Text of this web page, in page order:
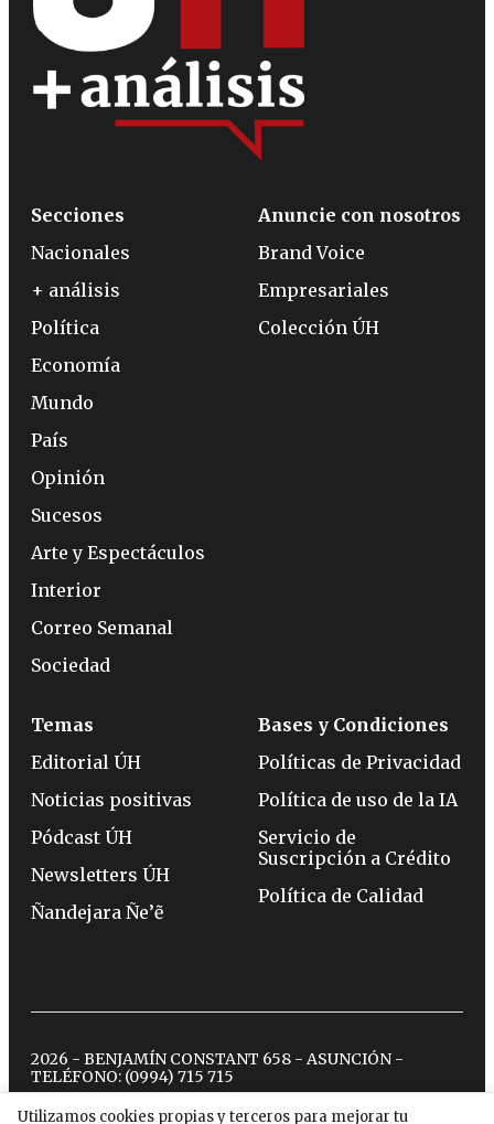
Utilizamos cookies propias y terceros para mejorar tu
Secciones
Nacionales
+ análisis
Política
Economía
Mundo
País
Opinión
Sucesos
Arte y Espectáculos
Interior
Correo Semanal
Sociedad
Anuncie con nosotros
Brand Voice
Empresariales
Colección ÚH
Temas
Editorial ÚH
Noticias positivas
Pódcast ÚH
Newsletters ÚH
Ñandejara Ñe’ẽ
Bases y Condiciones
Políticas de Privacidad
Política de uso de la IA
Servicio de
Suscripción a Crédito
Política de Calidad
2026 - BENJAMÍN CONSTANT 658 - ASUNCIÓN -
TELÉFONO: (0994) 715 715